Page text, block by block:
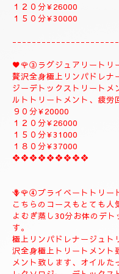
１５０分
１８０分￥
❖❖❖❖❖❖❖❖
②✨🌻メンテナンストリー
大人のお客様のご自分のお
になります。
全身極上リンパドレナージ
デトックストリートメント
ぎ蒸しトリートメント疲労
９０分¥22000
♥️🌹③ラグジュアリートリ
贅沢全身極上リンパドレナ
ジーデトックストリートメ
ルトトリートメント、疲労